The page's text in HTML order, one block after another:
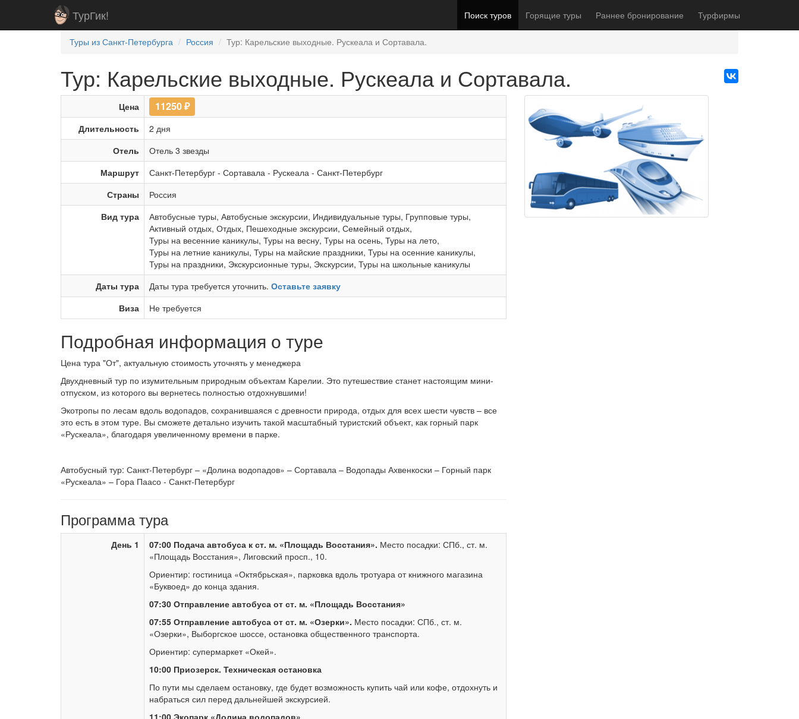
ТурГик! Поиск туров Горящие туры Раннее бронирование Турфирмы
Туры из Санкт-Петербурга Россия Тур: Карельские выходные. Рускеала и Сортавала.
Тур: Карельские выходные. Рускеала и Сортавала.
Цена 11250₽
Длительность
2 дня
Отель
Отель 3 звезды
Маршрут
Санкт-Петербург - Сортавала - Рускеала - Санкт-Петербург
Страны
Россия
Вид тура
Автобусные туры, Автобусные экскурсии, Индивидуальные туры, Групповые туры,
Активный отдых, Отдых, Пешеходные экскурсии, Семейный отдых,
Туры на весенние каникулы, Туры на весну, Туры на осень, Туры на лето,
Туры на летние каникулы, Туры на майские праздники, Туры на осенние каникулы,
Туры на праздники, Экскурсионные туры, Экскурсии, Туры на школьные каникулы
Даты тура
Даты тура требуется уточнить. Оставьте заявку
Виза
Не требуется
Подробная информация о туре
Цена тура "От", актуальную стоимость уточнять у менеджера
Двухдневный тур по изумительным природным объектам Карелии. Это путешествие станет настоящим мини-
отпуском, из которого вы вернетесь полностью отдохнувшими!
Экотропы по лесам вдоль водопадов, сохранившаяся с древности природа, отдых для всех шести чувств – все
это есть в этом туре. Вы сможете детально изучить такой масштабный туристский объект, как горный парк
«Рускеала», благодаря увеличенному времени в парке.
Автобусный тур: Санкт-Петербург – «Долина водопадов» – Сортавала – Водопады Ахвенкоски – Горный парк
«Рускеала» – Гора Паасо - Санкт-Петербург
Программа тура
День 1 07:00 Подача автобуса к ст. м. «Площадь Восстания». Место посадки: СПб., ст. м.
«Площадь Восстания», Лиговский просп., 10.
Ориентир: гостиница «Октябрьская», парковка вдоль тротуара от книжного магазина
«Буквоед» до конца здания.
07:30 Отправление автобуса от ст. м. «Площадь Восстания»
07:55 Отправление автобуса от ст. м. «Озерки». Место посадки: СПб., ст. м.
«Озерки», Выборгское шоссе, остановка общественного транспорта.
Ориентир: супермаркет «Окей».
10:00 Приозерск. Техническая остановка
По пути мы сделаем остановку, где будет возможность купить чай или кофе, отдохнуть и
набраться сил перед дальнейшей экскурсией.
11:00 Экопарк «Долина водопадов»